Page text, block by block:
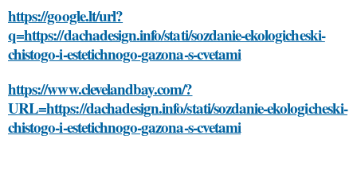
https://google.lt/url?
q=https://dachadesign.info/stati/sozdanie-ekologicheski-
chistogo-i-estetichnogo-gazona-s-cvetami
https://www.clevelandbay.com/?
URL=https://dachadesign.info/stati/sozdanie-ekologicheski-
chistogo-i-estetichnogo-gazona-s-cvetami